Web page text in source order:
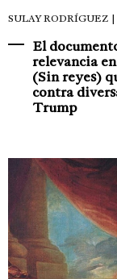
SULAY RODRÍGUEZ |
El
relevancia
(Sin reyes)
contra
Trump